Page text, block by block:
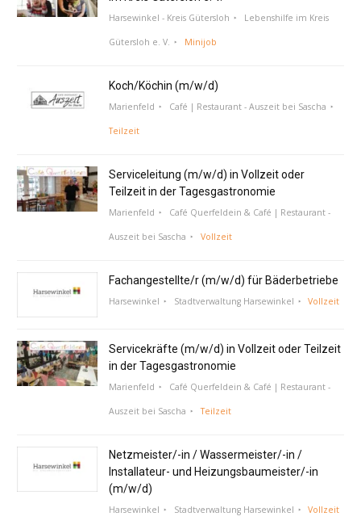
Harsewinkel - Kreis Gütersloh Lebenshilfe im Kreis
Gütersloh e. V. Minijob
Koch/Köchin (m/w/d)
Marienfeld Café | Restaurant - Auszeit bei Sascha
Teilzeit
Serviceleitung (m/w/d) in Vollzeit oder
Teilzeit in der Tagesgastronomie
Marienfeld Café Querfeldein & Café | Restaurant -
Auszeit bei Sascha Vollzeit
Fachangestellte/r (m/w/d) für Bäderbetriebe
Harsewinkel Stadtverwaltung Harsewinkel Vollzeit
Servicekräfte (m/w/d) in Vollzeit oder Teilzeit
in der Tagesgastronomie
Marienfeld Café Querfeldein & Café | Restaurant -
Auszeit bei Sascha Teilzeit
Netzmeister/-in / Wassermeister/-in /
Installateur- und Heizungsbaumeister/-in
(m/w/d)
Harsewinkel Stadtverwaltung Harsewinkel Vollzeit